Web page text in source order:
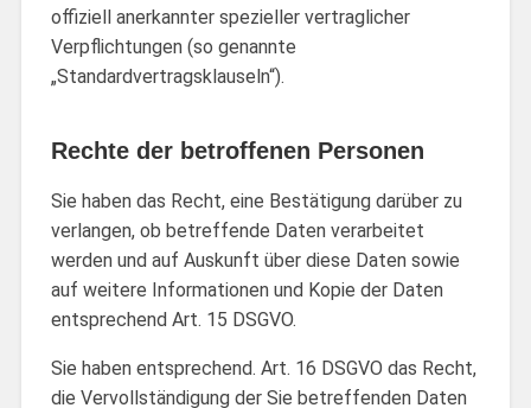
offiziell anerkannter spezieller vertraglicher
Verpflichtungen (so genannte
„Standardvertragsklauseln“).
Rechte der betroffenen Personen
Sie haben das Recht, eine Bestätigung darüber zu
verlangen, ob betreffende Daten verarbeitet
werden und auf Auskunft über diese Daten sowie
auf weitere Informationen und Kopie der Daten
entsprechend Art. 15 DSGVO.
Sie haben entsprechend. Art. 16 DSGVO das Recht,
die Vervollständigung der Sie betreffenden Daten